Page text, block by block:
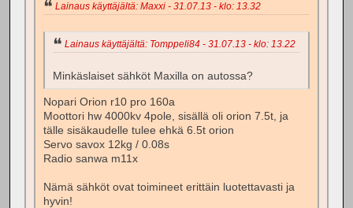
Lainaus käyttäjältä: Maxxi - 31.07.13 - klo: 13.32
Lainaus käyttäjältä: Tomppeli84 - 31.07.13 - klo: 13.22
Minkäslaiset sähköt Maxilla on autossa?
Nopari Orion r10 pro 160a
Moottori hw 4000kv 4pole, sisällä oli orion 7.5t, ja
tälle sisäkaudelle tulee ehkä 6.5t orion
Servo savox 12kg / 0.08s
Radio sanwa m11x
Nämä sähköt ovat toimineet erittäin luotettavasti ja
hyvin!